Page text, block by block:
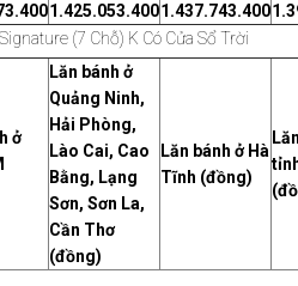
1.425.053.4001.437.743.400
(7 Chỗ) K Có Cửa Sổ Trời
ở
Lăn bánh ở
Quảng Ninh,
Hải Phòng,
Lào Cai, Cao
Bằng, Lạng
Sơn, Sơn La,
Cần Thơ
(đồng)
Lăn bánh ở Hà
Tĩnh (đồng)